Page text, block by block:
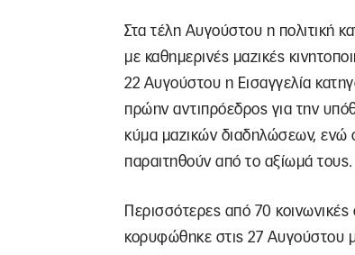
Στα τέλη Αυγούστου η πολιτική
με καθημερινές μαζικές
22 Αυγούστου η Εισαγγελία
πρώην αντιπρόεδρος για την
κύμα μαζικών διαδηλώσεων, ενώ
παραιτηθούν από το αξίωμά τους.
Περισσότερες από 70
κορυφώθηκε στις 27 Αυγούστου